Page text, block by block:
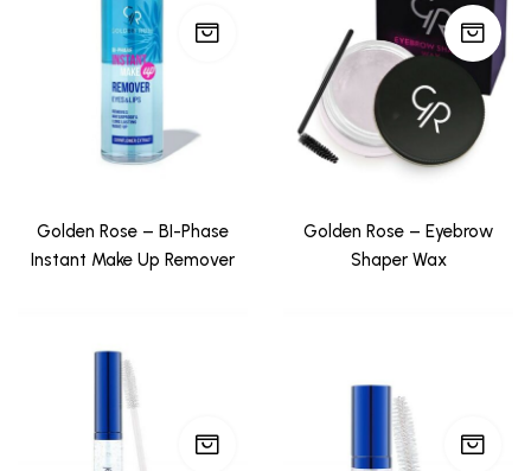
Golden Rose – BI-Phase
Instant Make Up Remover
Golden Rose – Eyebrow
Shaper Wax